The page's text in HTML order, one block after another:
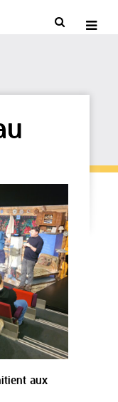
 
aux